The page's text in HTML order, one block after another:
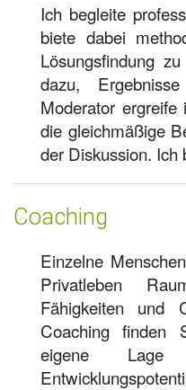
Ich begleite
biete dabei
Lösungsfindung
dazu,
Moderator
die gleichmäßige
der Diskussion. Ich
Coaching
Einzelne
Privatleben
Fähigkeiten und
Coaching finden
eigene